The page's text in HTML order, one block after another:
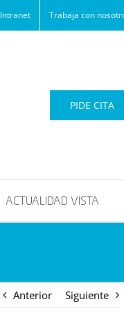
Intranet Trabaja con
PIDE CITA
ACTUALIDAD VISTA
Anterior Siguiente